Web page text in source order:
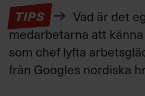
TIPS
Vad är det
medarbetarna att
som chef lyfta
från Googles nordiska